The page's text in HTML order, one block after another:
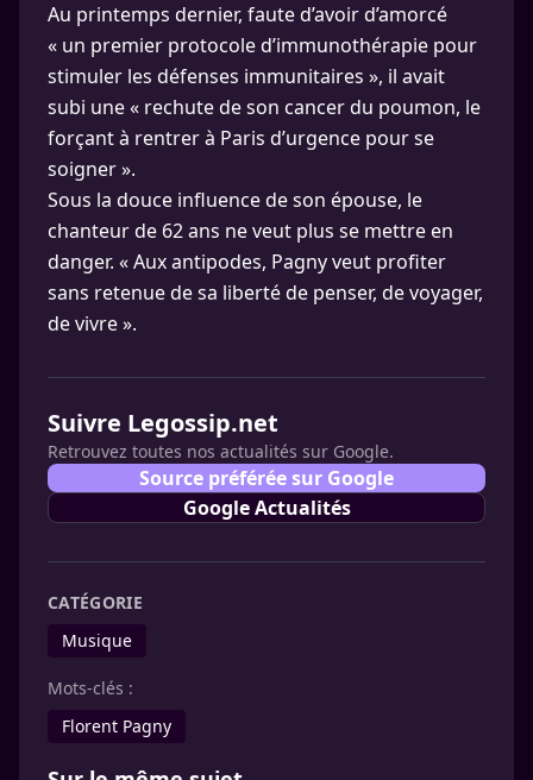
Au printemps dernier, faute d’avoir d’amorcé
« un premier protocole d’immunothérapie pour
stimuler les défenses immunitaires », il avait
subi une « rechute de son cancer du poumon, le
forçant à rentrer à Paris d’urgence pour se
soigner ».
Sous la douce influence de son épouse, le
chanteur de 62 ans ne veut plus se mettre en
danger. « Aux antipodes, Pagny veut profiter
sans retenue de sa liberté de penser, de voyager,
de vivre ».
Suivre Legossip.net
Retrouvez toutes nos actualités sur Google.
Source préférée sur Google
Google Actualités
CATÉGORIE
Musique
Mots-clés :
Florent Pagny